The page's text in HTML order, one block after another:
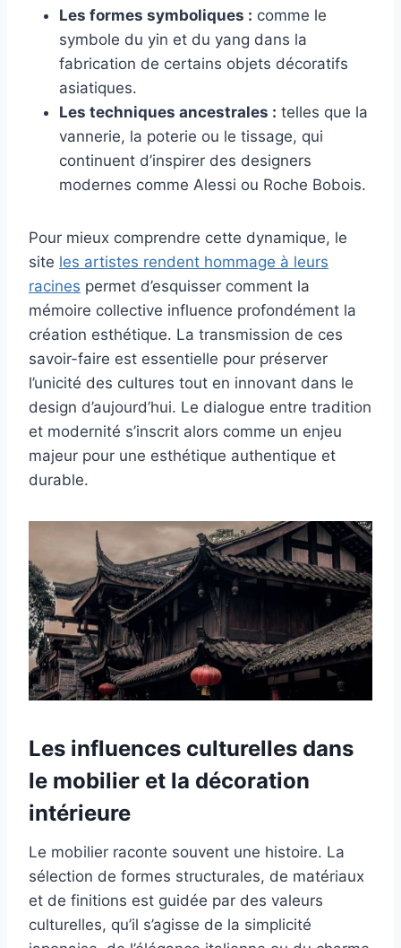
Les formes symboliques : comme le
symbole du yin et du yang dans la
fabrication de certains objets décoratifs
asiatiques.
Les techniques ancestrales : telles que la
vannerie, la poterie ou le tissage, qui
continuent d’inspirer des designers
modernes comme Alessi ou Roche Bobois.
Pour mieux comprendre cette dynamique, le
site les artistes rendent hommage à leurs
racines permet d’esquisser comment la
mémoire collective influence profondément la
création esthétique. La transmission de ces
savoir-faire est essentielle pour préserver
l’unicité des cultures tout en innovant dans le
design d’aujourd’hui. Le dialogue entre tradition
et modernité s’inscrit alors comme un enjeu
majeur pour une esthétique authentique et
durable.
Les influences culturelles dans
le mobilier et la décoration
intérieure
Le mobilier raconte souvent une histoire. La
sélection de formes structurales, de matériaux
et de finitions est guidée par des valeurs
culturelles, qu’il s’agisse de la simplicité